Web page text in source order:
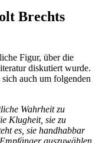
Brechts
Figur, über die
diskutiert wurde.
auch um folgenden
Wahrheit zu
Klugheit, sie zu
es, sie handhabbar
auszuwählen,